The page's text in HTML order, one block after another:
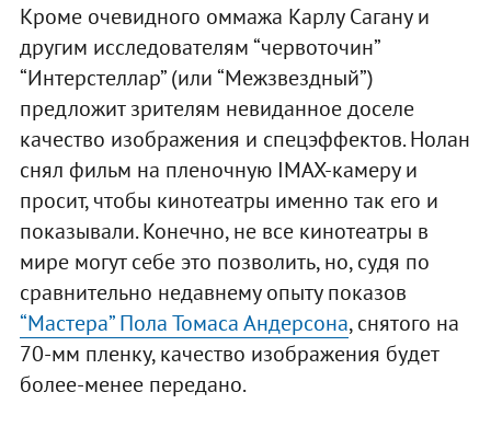
Кроме очевидного оммажа Карлу Сагану и
другим исследователям “червоточин”
“Интерстеллар” (или “Межзвездный”)
предложит зрителям невиданное доселе
качество изображения и спецэффектов. Нолан
снял фильм на пленочную IMAX-камеру и
просит, чтобы кинотеатры именно так его и
показывали. Конечно, не все кинотеатры в
мире могут себе это позволить, но, судя по
сравнительно недавнему опыту показов
“Мастера” Пола Томаса Андерсона, снятого на
70-мм пленку, качество изображения будет
более-менее передано.